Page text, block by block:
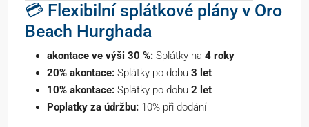
💳 Flexibilní splátkové plány v Oro
Beach Hurghada
akontace ve výši 30 %: Splátky na 4 roky
20% akontace: Splátky po dobu 3 let
10% akontace: Splátky po dobu 2 let
Poplatky za údržbu: 10% při dodání